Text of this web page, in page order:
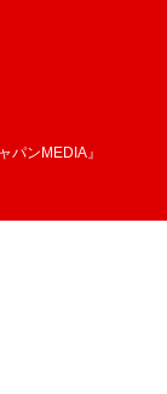
パンMEDIA』